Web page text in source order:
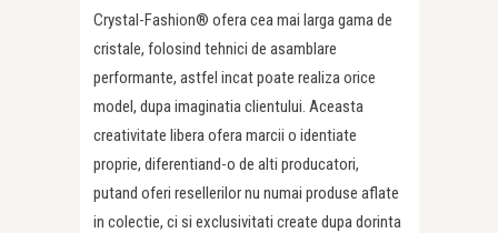
Crystal-Fashion® ofera cea mai larga gama de
cristale, folosind tehnici de asamblare
performante, astfel incat poate realiza orice
model, dupa imaginatia clientului. Aceasta
creativitate libera ofera marcii o identiate
proprie, diferentiand-o de alti producatori,
putand oferi resellerilor nu numai produse aflate
in colectie, ci si exclusivitati create dupa dorinta